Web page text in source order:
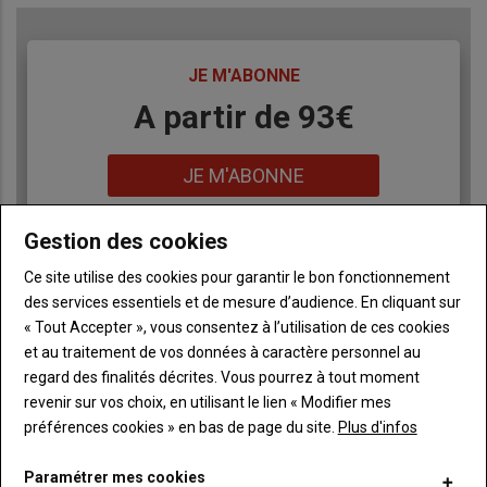
JE M'ABONNE
A partir de 93€
JE M'ABONNE
Paysanne
Consultez le journal L'Aurore Paysanne au format
numérique, sur tous les supports
Ne manquez aucune information grâce à la
newsletter du journal L'Aurore Paysanne
Gestion des cookies
Ce site utilise des cookies pour garantir le bon fonctionnement
des services essentiels et de mesure d’audience. En cliquant sur
« Tout Accepter », vous consentez à l’utilisation de ces cookies
et au traitement de vos données à caractère personnel au
regard des finalités décrites. Vous pourrez à tout moment
revenir sur vos choix, en utilisant le lien « Modifier mes
préférences cookies » en bas de page du site. Plus d'infos
Paramétrer mes cookies